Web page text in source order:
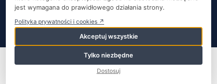
O NAS
Ta strona używa plików cookie. Kontynuując korzystanie z tej
strony, wyrażasz zgodę na używanie plików cookie. Odwiedź naszą
jest wymagana do prawidłowego działania strony.
Polityka prywatności i cookies ↗
Akceptuj wszystkie
Tylko niezbędne
Dostosuj